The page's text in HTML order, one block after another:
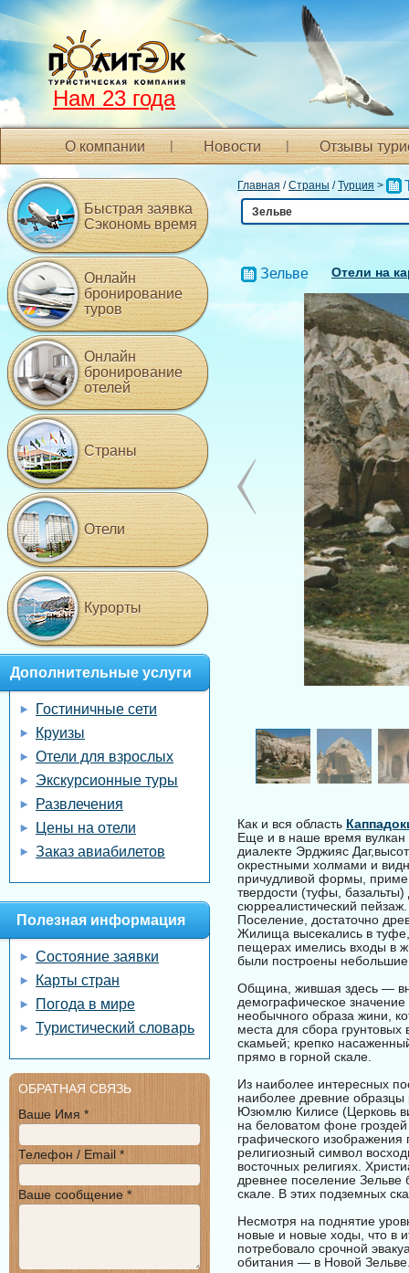
Нам 23 года
О компании Новости Отзывы
Главная /Страны /Турция >
Зельве
Зельве Отели на
Как и вся область
Еще и в наше время вулкан
диалекте Эрджияс
окрестными холмами и
причудливой формы,
твердости (туфы, базальты)
сюрреалистический пейзаж.
Поселение, достаточно
Жилища высекались в туфе,
пещерах имелись входы в
были построены
Община, жившая здесь —
демографическое
необычного образа жини,
места для сбора
скамьей; крепко
прямо в горной скале.
Из наиболее интересных
наиболее древние образцы
Юзюмлю Килисе (Церковь
на беловатом фоне
графического изображения
религиозный символ
восточных религиях.
древнее поселение
скале. В этих подземных
Несмотря на поднятие
новые и новые ходы, что в
потребовало срочной
обитания — в Новой
Быстрая заявка
Сэкономь время
Онлайн
бронирование
туров
Онлайн
бронирование
отелей
Страны
Отели
Курорты
Дополнительные услуги
Гостиничные сети
Круизы
Отели для взрослых
Экскурсионные туры
Развлечения
Цены на отели
Заказ авиабилетов
Полезная информация
Состояние заявки
Карты стран
Погода в мире
Туристический словарь
ОБРАТНАЯ СВЯЗЬ
Ваше Имя *
Телефон / Email *
Ваше сообщение *